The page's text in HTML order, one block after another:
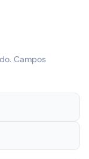
Campos